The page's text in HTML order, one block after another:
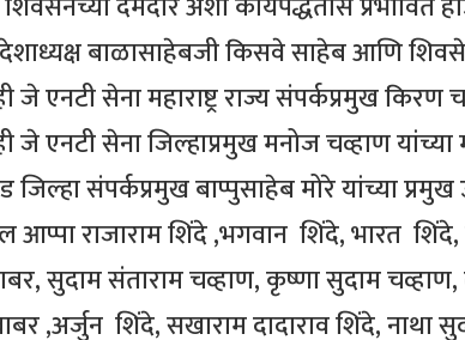
प्रदेशाध्यक्ष बाळासाहेबजी किसवे साहेब आणि
जे एनटी सेना महाराष्ट्र राज्य संपर्कप्रमुख किरण
जे एनटी सेना जिल्हाप्रमुख मनोज चव्हाण
जिल्हा संपर्कप्रमुख बाप्पुसाहेब मोरे यांच्या
आप्पा राजाराम शिंदे ,भगवान शिंदे, भारत
सुदाम संताराम चव्हाण, कृष्णा सुदाम
,अर्जुन शिंदे, सखाराम दादाराव शिंदे, नाथा